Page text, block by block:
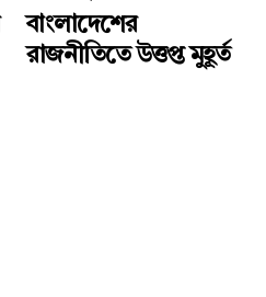
বাংলাদেশের
রাজনীতিতে উত্তপ্ত মুহূর্ত